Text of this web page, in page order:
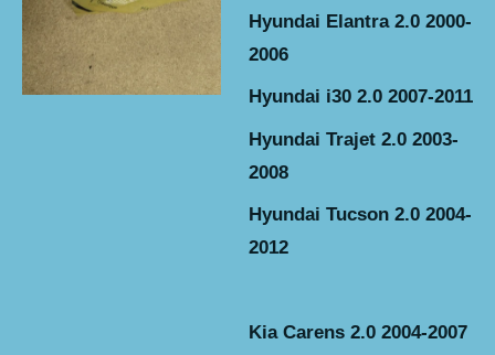
Hyundai Elantra 2.0 2000-
2006
Hyundai i30 2.0 2007-2011
Hyundai Trajet 2.0 2003-
2008
Hyundai Tucson 2.0 2004-
2012
Kia Carens 2.0 2004-2007